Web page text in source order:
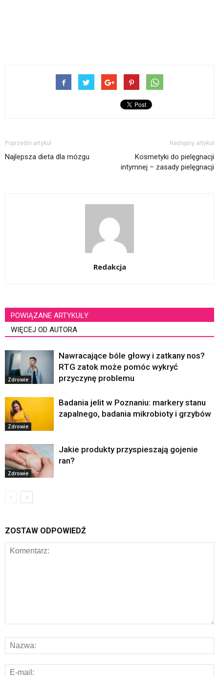
Poprzedni artykuł
Najlepsza dieta dla mózgu
Następny artykuł
Kosmetyki do pielęgnacji
intymnej – zasady pielęgnacji
Redakcja
POWIĄZANE ARTYKUŁY
WIĘCEJ OD AUTORA
Zdrowie
Nawracające bóle głowy i zatkany nos?
RTG zatok może pomóc wykryć
przyczynę problemu
Zdrowie
Badania jelit w Poznaniu: markery stanu
zapalnego, badania mikrobioty i grzybów
Zdrowie
Jakie produkty przyspieszają gojenie
ran?
ZOSTAW ODPOWIEDŹ